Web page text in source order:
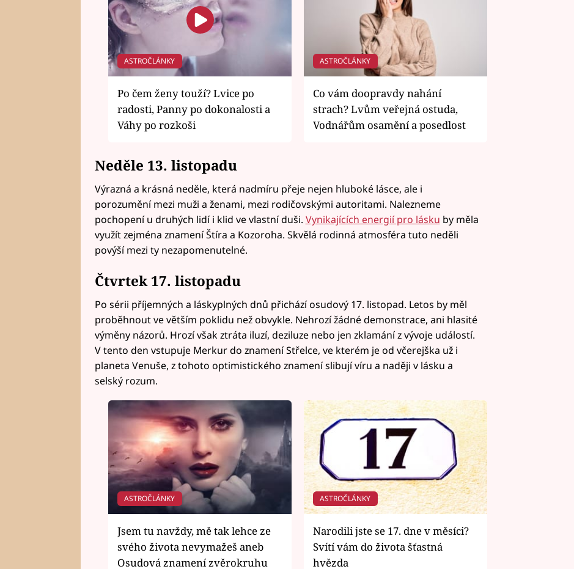
ASTROČLÁNKY
Po čem ženy touží? Lvice po
radosti, Panny po dokonalosti a
Váhy po rozkoši
ASTROČLÁNKY
Co vám doopravdy nahání
strach? Lvům veřejná ostuda,
Vodnářům osamění a posedlost
Neděle 13. listopadu
Výrazná a krásná neděle, která nadmíru přeje nejen hluboké lásce, ale i
porozumění mezi muži a ženami, mezi rodičovskými autoritami. Nalezneme
pochopení u druhých lidí i klid ve vlastní duši. Vynikajících energií pro lásku by měla
využít zejména znamení Štíra a Kozoroha. Skvělá rodinná atmosféra tuto neděli
povýší mezi ty nezapomenutelné.
Čtvrtek 17. listopadu
Po sérii příjemných a láskyplných dnů přichází osudový 17. listopad. Letos by měl
proběhnout ve větším poklidu než obvykle. Nehrozí žádné demonstrace, ani hlasité
výměny názorů. Hrozí však ztráta iluzí, deziluze nebo jen zklamání z vývoje událostí.
V tento den vstupuje Merkur do znamení Střelce, ve kterém je od včerejška už i
planeta Venuše, z tohoto optimistického znamení slibují víru a naději v lásku a
selský rozum.
ASTROČLÁNKY
Jsem tu navždy, mě tak lehce ze
svého života nevymažeš aneb
Osudová znamení zvěrokruhu
ASTROČLÁNKY
Narodili jste se 17. dne v měsíci?
Svítí vám do života šťastná
hvězda